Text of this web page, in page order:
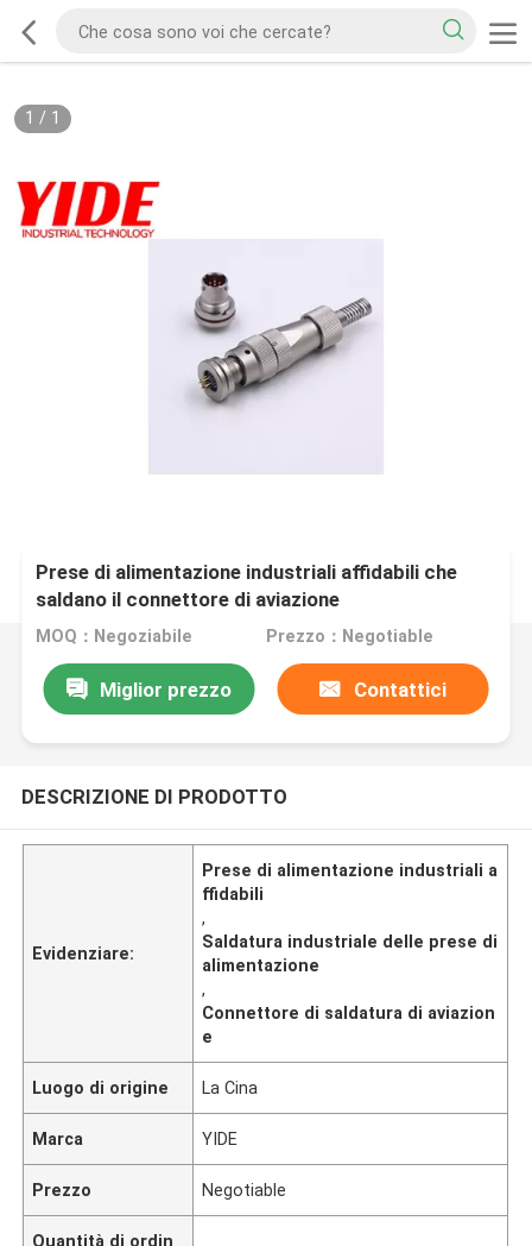
1 / 1
Prese di alimentazione industriali affidabili che
saldano il connettore di aviazione
MOQ：Negoziabile Prezzo：Negotiable
Miglior prezzo Contattici
DESCRIZIONE DI PRODOTTO
Evidenziare:
Prese di alimentazione industriali a
ffidabili
,
Saldatura industriale delle prese di
alimentazione
,
Connettore di saldatura di aviazion
e
Luogo di origine La Cina
Marca YIDE
Prezzo Negotiable
Quantità di ordin